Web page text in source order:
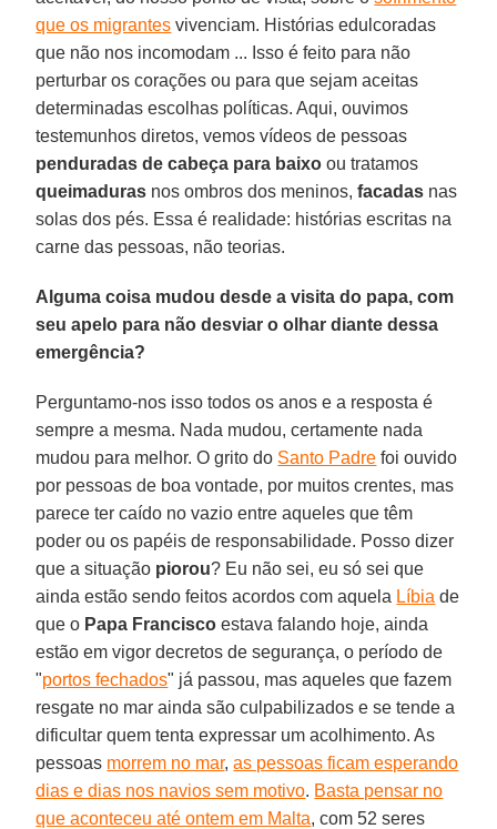
que os migrantes vivenciam. Histórias edulcoradas
que não nos incomodam ... Isso é feito para não
perturbar os corações ou para que sejam aceitas
determinadas escolhas políticas. Aqui, ouvimos
testemunhos diretos, vemos vídeos de pessoas
penduradas de cabeça para baixo ou tratamos
queimaduras nos ombros dos meninos,facadas nas
solas dos pés. Essa é realidade: histórias escritas na
carne das pessoas, não teorias.
Alguma coisa mudou desde a visita do papa, com
seu apelo para não desviar o olhar diante dessa
emergência?
Perguntamo-nos isso todos os anos e a resposta é
sempre a mesma. Nada mudou, certamente nada
mudou para melhor. O grito do Santo Padre foi ouvido
por pessoas de boa vontade, por muitos crentes, mas
parece ter caído no vazio entre aqueles que têm
poder ou os papéis de responsabilidade. Posso dizer
que a situação piorou? Eu não sei, eu só sei que
ainda estão sendo feitos acordos com aquela Líbia de
que o Papa Francisco estava falando hoje, ainda
estão em vigor decretos de segurança, o período de
"portos fechados" já passou, mas aqueles que fazem
resgate no mar ainda são culpabilizados e se tende a
dificultar quem tenta expressar um acolhimento. As
pessoas morrem no mar,as pessoas ficam esperando
dias e dias nos navios sem motivo. Basta pensar no
que aconteceu até ontem em Malta, com 52 seres